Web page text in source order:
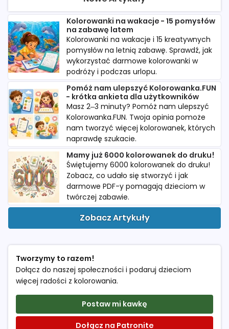
Kolorowanki na wakacje - 15 pomysłów
na zabawę latem
Kolorowanki na wakacje i 15 kreatywnych
pomysłów na letnią zabawę. Sprawdź, jak
wykorzystać darmowe kolorowanki w
podróży i podczas urlopu.
Pomóż nam ulepszyć Kolorowanka.FUN
- krótka ankieta dla użytkowników
Masz 2–3 minuty? Pomóż nam ulepszyć
Kolorowanka.FUN. Twoja opinia pomoże
nam tworzyć więcej kolorowanek, których
naprawdę szukacie.
Mamy już 6000 kolorowanek do druku!
Świętujemy 6000 kolorowanek do druku!
Zobacz, co udało się stworzyć i jak
darmowe PDF-y pomagają dzieciom w
twórczej zabawie.
Zobacz Artykuły
Tworzymy to razem!
Dołącz do naszej społeczności i podaruj dzieciom
więcej radości z kolorowania.
Postaw mi kawkę
Dołącz na Patronite